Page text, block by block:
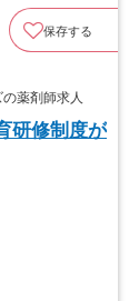
保存する
薬剤師求人
研修制度が